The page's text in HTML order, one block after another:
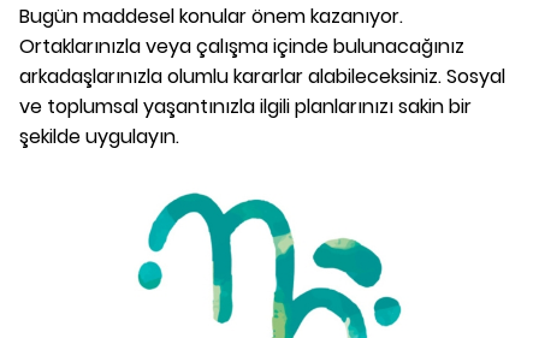
Bugün maddesel konular önem kazanıyor.
Ortaklarınızla veya çalışma içinde bulunacağınız
arkadaşlarınızla olumlu kararlar alabileceksiniz. Sosyal
ve toplumsal yaşantınızla ilgili planlarınızı sakin bir
şekilde uygulayın.